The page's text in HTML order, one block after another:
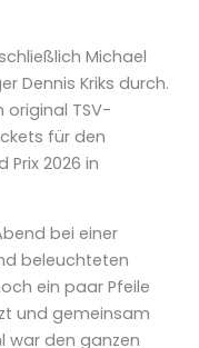
Michael
Dennis Kriks durch.
original TSV-
für den
Prix 2026 in
bei einer
beleuchteten
ein paar Pfeile
und gemeinsam
war den ganzen